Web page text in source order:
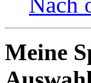
Meine